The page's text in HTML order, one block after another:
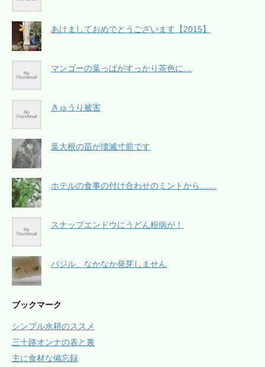
あけましておめでとうございます【2015】
マンゴーの葉っぱがすっかり茶色に…
きゅうり被害
葉大根の苗が壊滅寸前です
ホテルの食事の付け合わせのミントから……
スナップエンドウにうどん粉病が！
バジル、なかなか発芽しません
ブックマーク
シンプル水耕のススメ
三十路オンナの表と裏
主に食材な備忘録